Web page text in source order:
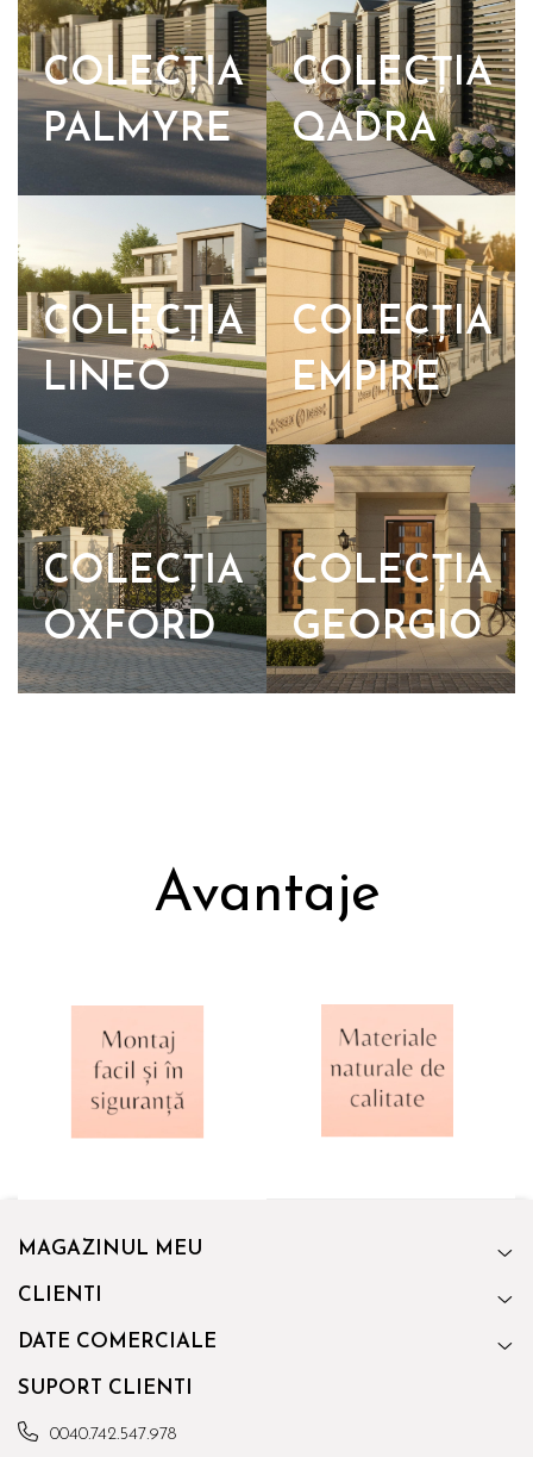
COLECȚIA
PALMYRE
COLECȚIA
QADRA
COLECȚIA
LINEO
COLECȚIA
EMPIRE
COLECȚIA
OXFORD
COLECȚIA
GEORGIO
Avantaje
MAGAZINUL MEU
CLIENTI
DATE COMERCIALE
SUPORT CLIENTI
0040.742.547.978